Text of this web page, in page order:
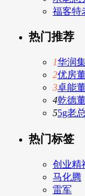
福客特
热门推荐
1华润
2优房
3卓能
4乾德
55g老
热门标签
创业精
马化腾
雷军